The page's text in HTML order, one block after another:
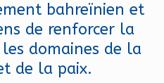
bahreïnien et
de renforcer la
domaines de la
de la paix.